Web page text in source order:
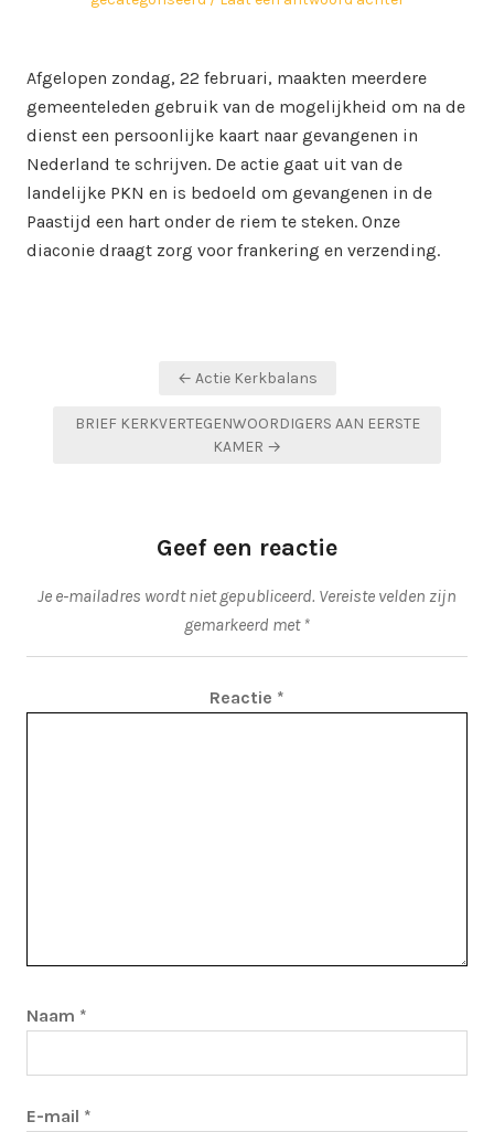
Afgelopen zondag, 22 februari, maakten meerdere
gemeenteleden gebruik van de mogelijkheid om na de
dienst een persoonlijke kaart naar gevangenen in
Nederland te schrijven. De actie gaat uit van de
landelijke PKN en is bedoeld om gevangenen in de
Paastijd een hart onder de riem te steken. Onze
diaconie draagt zorg voor frankering en verzending.
← Actie Kerkbalans
BRIEF KERKVERTEGENWOORDIGERS AAN EERSTE
KAMER →
Geef een reactie
Je e-mailadres wordt niet gepubliceerd. Vereiste velden zijn
gemarkeerd met *
Reactie *
Naam *
E-mail *